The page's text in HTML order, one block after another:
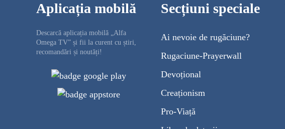
Aplicația mobilă
Descarcă aplicația mobilă „Alfa
Omega TV” și fii la curent cu știri,
recomandări și noutăți!
Secțiuni speciale
Ai nevoie de rugăciune?
Rugaciune-Prayerwall
Devoțional
Creaționism
Pro-Viață